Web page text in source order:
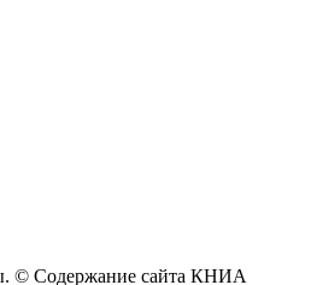
© Содержание сайта КНИА